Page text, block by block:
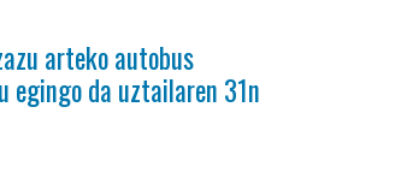
arteko autobus
egingo da uztailaren 31n